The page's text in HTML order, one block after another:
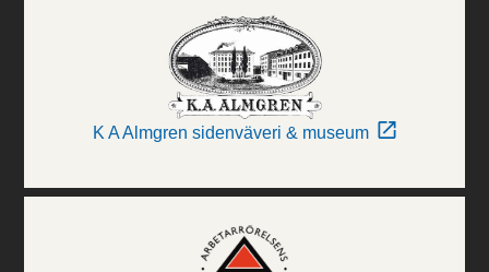
K A Almgren sidenväveri & museum